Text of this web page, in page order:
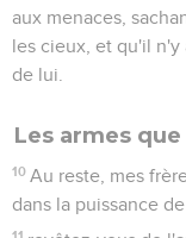
aux menaces,
les cieux, et qu'il n'y
de lui.
Les armes
10 Au reste, mes
dans la puissance
11